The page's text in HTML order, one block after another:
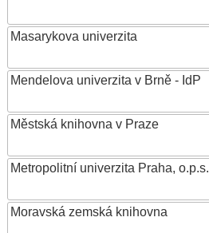
Masarykova univerzita
Mendelova univerzita v Brně - IdP
Městská knihovna v Praze
Metropolitní univerzita Praha, o.p.s.
Moravská zemská knihovna